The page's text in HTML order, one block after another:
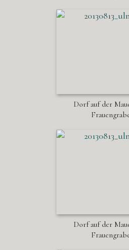
Dorf auf der
Dorf auf der